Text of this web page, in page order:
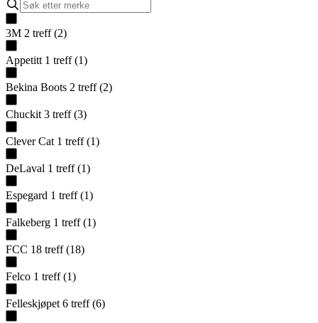
3M 2 treff (2)
Appetitt 1 treff (1)
Bekina Boots 2 treff (2)
Chuckit 3 treff (3)
Clever Cat 1 treff (1)
DeLaval 1 treff (1)
Espegard 1 treff (1)
Falkeberg 1 treff (1)
FCC 18 treff (18)
Felco 1 treff (1)
Felleskjøpet 6 treff (6)